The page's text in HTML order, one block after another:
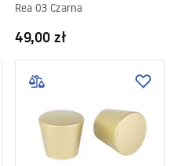
Rea 03 Czarna
49,00 zł